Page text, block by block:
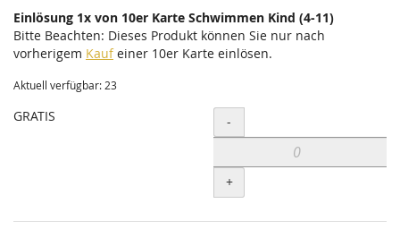
Einlösung 1x von 10er Karte Schwimmen Kind (4-11)
Bitte Beachten: Dieses Produkt können Sie nur nach
vorherigem Kaufeiner 10er Karte einlösen.
Aktuell verfügbar: 23
GRATIS Menge
-
+